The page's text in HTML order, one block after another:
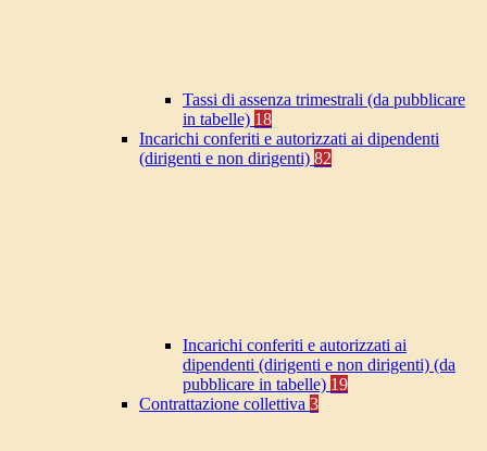
Tassi di assenza trimestrali (da pubblicare
in tabelle) 18
Incarichi conferiti e autorizzati ai dipendenti
(dirigenti e non dirigenti) 82
Incarichi conferiti e autorizzati ai
dipendenti (dirigenti e non dirigenti) (da
pubblicare in tabelle) 19
Contrattazione collettiva 3